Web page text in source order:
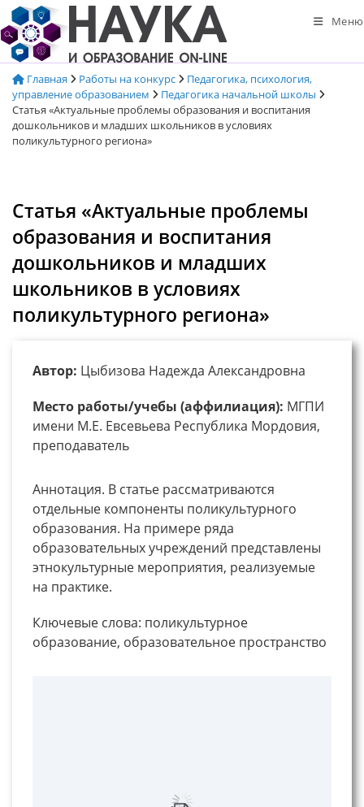
Перейти
к
содержимому
Меню
Главная Работы на конкурс
Педагогика, психология,
управление образованием
Педагогика начальной школы
Статья «Актуальные проблемы образования и воспитания
дошкольников и младших школьников в условиях
поликультурного региона»
Статья «Актуальные проблемы
образования и воспитания
дошкольников и младших
школьников в условиях
поликультурного региона»
Автор: Цыбизова Надежда Александровна
Место работы/учебы (аффилиация): МГПИ
имени М.Е. Евсевьева Республика Мордовия,
преподаватель
Аннотация. В статье рассматриваются
отдельные компоненты поликультурного
образования. На примере ряда
образовательных учреждений представлены
этнокультурные мероприятия, реализуемые
на практике.
Ключевые слова: поликультурное
образование, образовательное пространство